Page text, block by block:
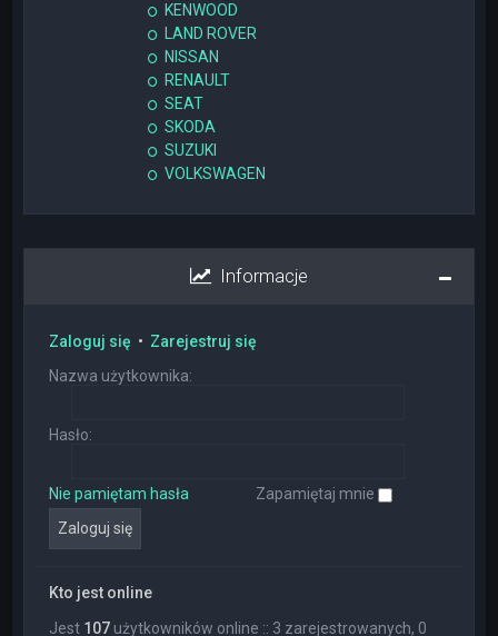
KENWOOD
LAND ROVER
NISSAN
RENAULT
SEAT
SKODA
SUZUKI
VOLKSWAGEN
Informacje
Zaloguj się • Zarejestruj się
Nazwa użytkownika:
Hasło:
Nie pamiętam hasła Zapamiętaj mnie
Kto jest online
Jest 107 użytkowników online :: 3 zarejestrowanych, 0